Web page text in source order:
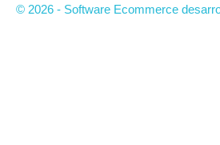
© 2026 - Software Ecommerce